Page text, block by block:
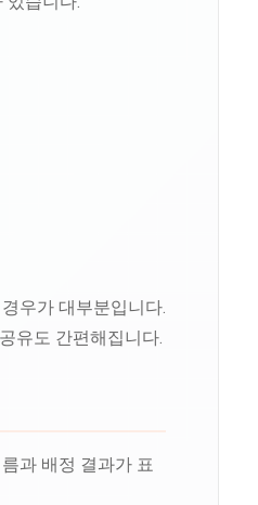
우가 대부분입니다.
유도 간편해집니다.
과 배정 결과가 표